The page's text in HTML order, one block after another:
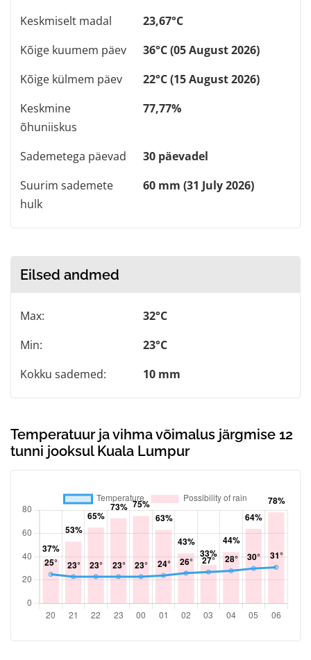
Keskmiselt madal
23,67°C
Kõige kuumem päev
36°C (05 August 2026)
Kõige külmem päev
22°C (15 August 2026)
Keskmine
õhuniiskus
77,77%
Sademetega päevad
30 päevadel
Suurim sademete
hulk
60 mm (31 July 2026)
Eilsed andmed
Max:
32°C
Min:
23°C
Kokku sademed:
10 mm
Temperatuur ja vihma võimalus järgmise 12
tunni jooksul Kuala Lumpur